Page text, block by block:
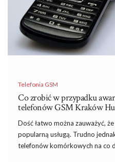
Telefonia GSM
Co zrobić w przypadku
telefonów GSM Kraków
Dość łatwo można zauważyć,
popularną usługą. Trudno
telefonów komórkowych na co